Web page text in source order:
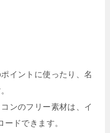
イントに使ったり、名
ンのフリー素材は、イ
ドできます。